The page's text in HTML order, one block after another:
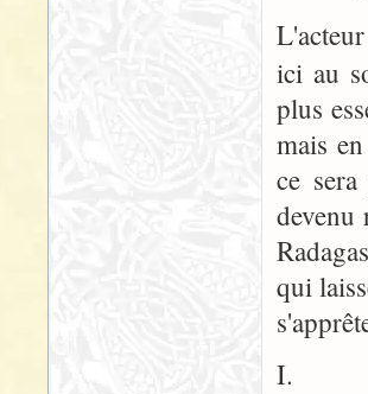
ici au
plus
mais
ce
devenu
qui
I.